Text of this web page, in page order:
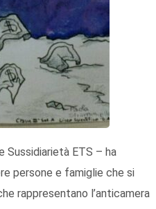
Sussidiarietà ETS – ha
persone e famiglie che si
rappresentano l’anticamera